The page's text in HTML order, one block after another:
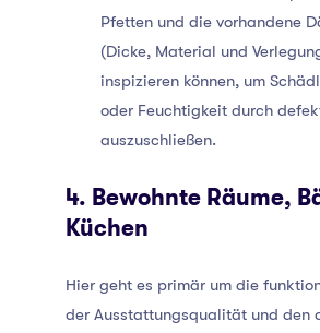
Pfetten und die vorhandene
(Dicke, Material und
inspizieren können, um
oder Feuchtigkeit durch
auszuschließen.
4. Bewohnte Räume,
Küchen
Hier geht es primär um die
der Ausstattungsqualität und den